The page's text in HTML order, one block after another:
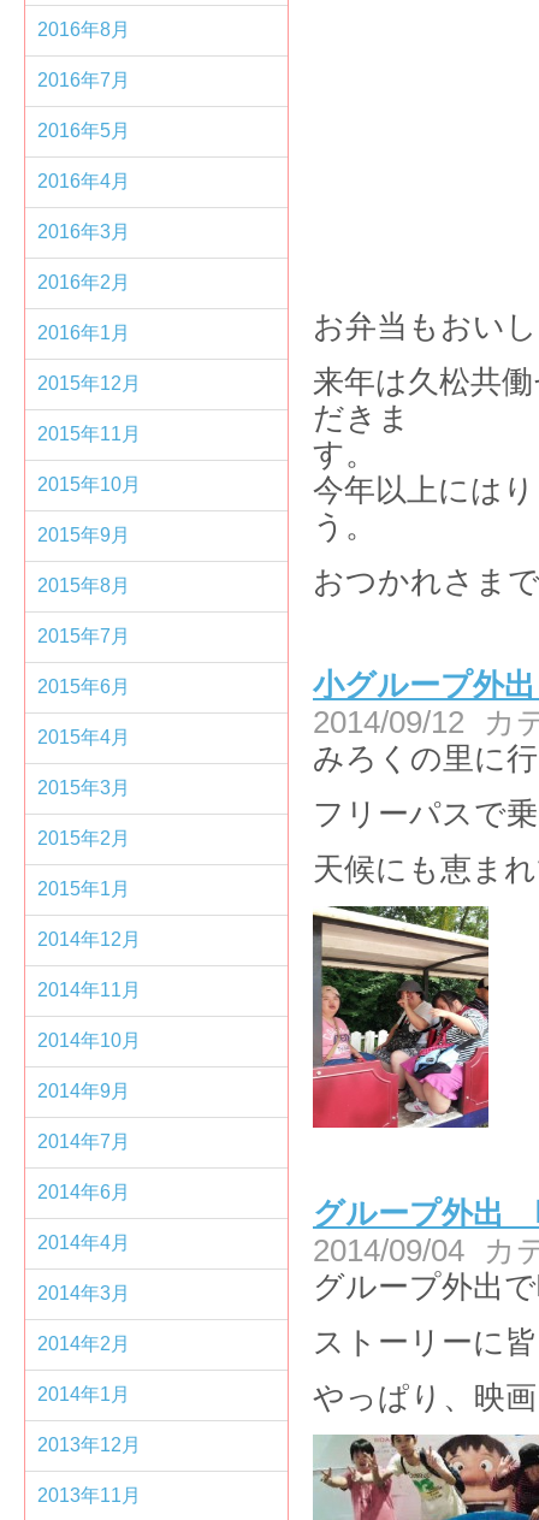
お弁当もおい
来年は久松共
だきま
今年以上には
おつかれさま
小グループ外
2014/09/12
カ
みろくの里に
フリーパスで
天候にも恵ま
グループ外出
2014/09/04
カ
グループ外出
ストーリーに
やっぱり、映
2016年8月
2016年7月
2016年5月
2016年4月
2016年3月
2016年2月
2016年1月
2015年12月
2015年11月
2015年10月
2015年9月
2015年8月
2015年7月
2015年6月
2015年4月
2015年3月
2015年2月
2015年1月
2014年12月
2014年11月
2014年10月
2014年9月
2014年7月
2014年6月
2014年4月
2014年3月
2014年2月
2014年1月
2013年12月
2013年11月